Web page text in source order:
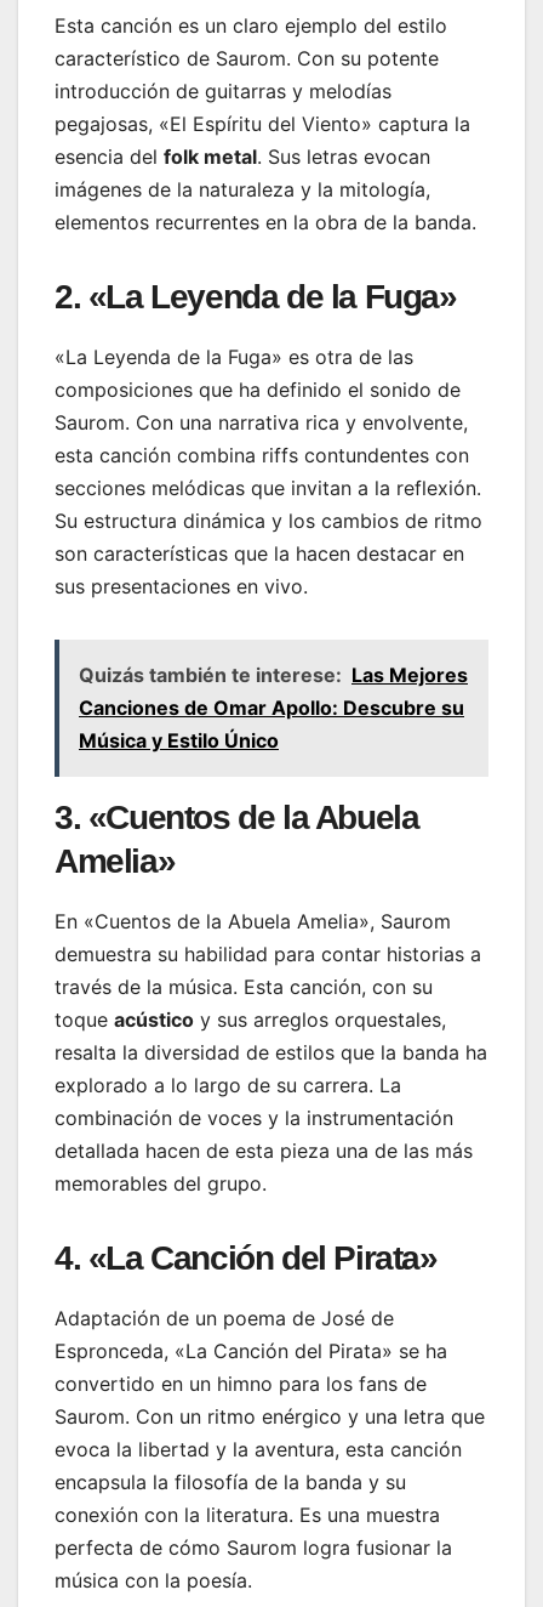
Esta canción es un claro ejemplo del estilo
característico de Saurom. Con su potente
introducción de guitarras y melodías
pegajosas, «El Espíritu del Viento» captura la
esencia del folk metal. Sus letras evocan
imágenes de la naturaleza y la mitología,
elementos recurrentes en la obra de la banda.
2. «La Leyenda de la Fuga»
«La Leyenda de la Fuga» es otra de las
composiciones que ha definido el sonido de
Saurom. Con una narrativa rica y envolvente,
esta canción combina riffs contundentes con
secciones melódicas que invitan a la reflexión.
Su estructura dinámica y los cambios de ritmo
son características que la hacen destacar en
sus presentaciones en vivo.
Quizás también te interese: Las Mejores
Canciones de Omar Apollo: Descubre su
Música y Estilo Único
3. «Cuentos de la Abuela
Amelia»
En «Cuentos de la Abuela Amelia», Saurom
demuestra su habilidad para contar historias a
través de la música. Esta canción, con su
toque acústico y sus arreglos orquestales,
resalta la diversidad de estilos que la banda ha
explorado a lo largo de su carrera. La
combinación de voces y la instrumentación
detallada hacen de esta pieza una de las más
memorables del grupo.
4. «La Canción del Pirata»
Adaptación de un poema de José de
Espronceda, «La Canción del Pirata» se ha
convertido en un himno para los fans de
Saurom. Con un ritmo enérgico y una letra que
evoca la libertad y la aventura, esta canción
encapsula la filosofía de la banda y su
conexión con la literatura. Es una muestra
perfecta de cómo Saurom logra fusionar la
música con la poesía.